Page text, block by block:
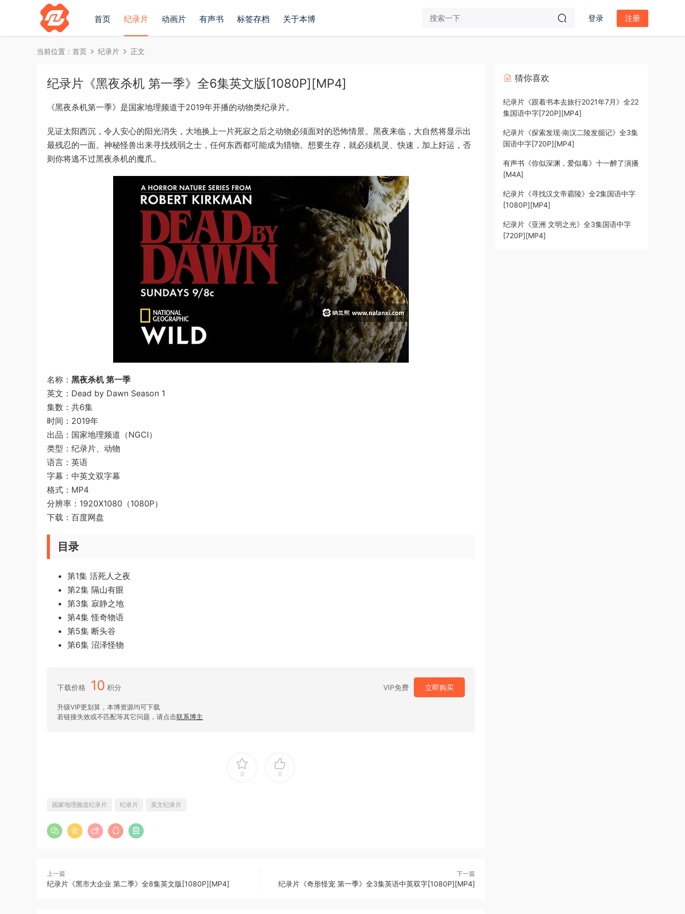
首页 纪录片 动画片 有声书 标签存档 关于本博 登录 注册
当前位置： 首页 纪录片 正文
纪录片《黑夜杀机 第一季》全6集英文版[1080P][MP4]
《黑夜杀机第一季》是国家地理频道于2019年开播的动物类纪录片。
见证太阳西沉，令人安心的阳光消失，大地换上一片死寂之后之动物必须面对的恐怖情景。黑夜来临，大自然将显示出
最残忍的一面。神秘怪兽出来寻找残弱之士，任何东西都可能成为猎物。想要生存，就必须机灵、快速，加上好运，否
则你将逃不过黑夜杀机的魔爪。
名称： 黑夜杀机 第一季
英文：Dead by Dawn Season 1
集数：共6集
时间：2019年
出品：国家地理频道（NGCI）
类型：纪录片、动物
语言：英语
字幕：中英文双字幕
格式：MP4
分辨率：1920X1080（1080P）
下载：百度网盘
目录
第1集 活死人之夜
第2集 隔山有眼
第3集 寂静之地
第4集 怪奇物语
第5集 断头谷
第6集 沼泽怪物
下载价格 10 积分 VIP免费 立即购买
升级VIP更划算，本博资源均可下载
若链接失效或不匹配等其它问题，请点击联系博主
0 0
国家地理频道纪录片 纪录片 英文纪录片
上一篇
纪录片《黑市大企业 第二季》全8集英文版[1080P][MP4]
下一篇
纪录片《奇形怪宠 第一季》全3集英语中英双字[1080P][MP4]
猜你喜欢
纪录片《跟着书本去旅行2021年7月》全22
集国语中字[720P][MP4]
纪录片《探索发现·南汉二陵发掘记》全3集
国语中字[720P][MP4]
有声书《你似深渊，爱似毒》十一醉了演播
[M4A]
纪录片《寻找汉文帝霸陵》全2集国语中字
[1080P][MP4]
纪录片《亚洲 文明之光》全3集国语中字
[720P][MP4]